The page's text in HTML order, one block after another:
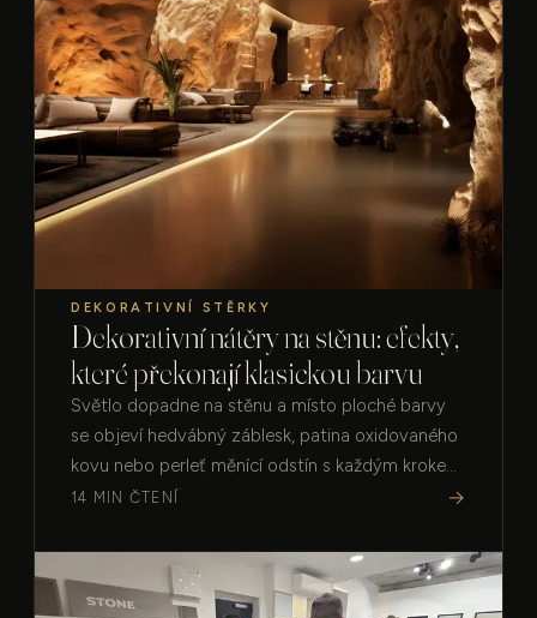
DEKORATIVNÍ STĚRKY
Dekorativní nátěry na stěnu: efekty,
které překonají klasickou barvu
Světlo dopadne na stěnu a místo ploché barvy
se objeví hedvábný záblesk, patina oxidovaného
kovu nebo perleť měnící odstín s každým krokem.
Pět efektů na pomezí barvy a stěrky — a proč o
14 MIN ČTENÍ →